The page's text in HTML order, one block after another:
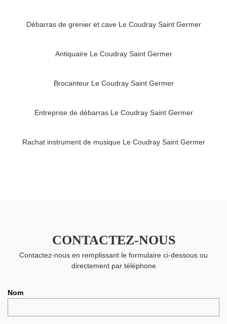
Débarras de grenier et cave Le Coudray Saint Germer
Antiquaire Le Coudray Saint Germer
Brocanteur Le Coudray Saint Germer
Entreprise de débarras Le Coudray Saint Germer
Rachat instrument de musique Le Coudray Saint Germer
CONTACTEZ-NOUS
Contactez-nous en remplissant le formulaire ci-dessous ou
directement par téléphone
Nom